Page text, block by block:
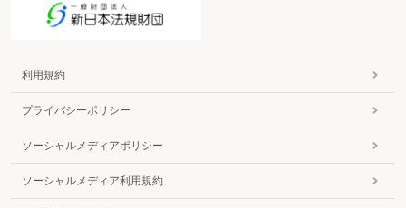
利用規約
プライバシーポリシー
ソーシャルメディアポリシー
ソーシャルメディア利用規約